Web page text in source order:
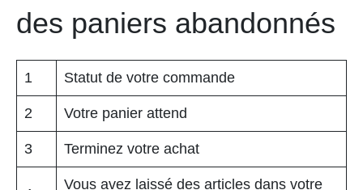
des paniers abandonnés
1 Statut de votre commande
2 Votre panier attend
3 Terminez votre achat
Vous avez laissé des articles dans votre